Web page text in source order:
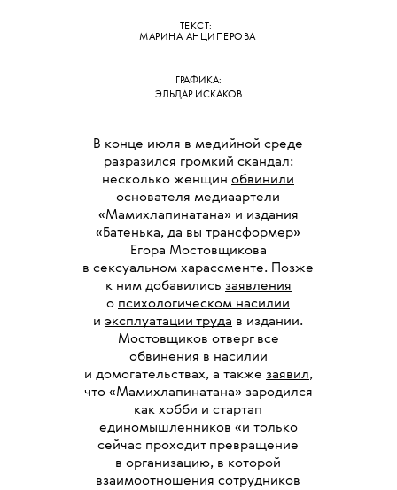
ТЕКСТ:
МАРИНА АНЦИПЕРОВА
ГРАФИКА:
ЭЛЬДАР ИСКАКОВ
В конце июля в медийной среде
разразился громкий скандал:
несколько женщин обвинили
основателя медиаартели
«Мамихлапинатана» и издания
«Батенька, да вы трансформер»
Егора Мостовщикова
в сексуальном харассменте. Позже
к ним добавились заявления
о психологическом насилии
и эксплуатации труда в издании.
Мостовщиков отверг все
обвинения в насилии
и домогательствах, а также заявил,
что «Мамихлапинатана» зародился
как хобби и стартап
единомышленников «и только
сейчас проходит превращение
в организацию, в которой
взаимоотношения сотрудников